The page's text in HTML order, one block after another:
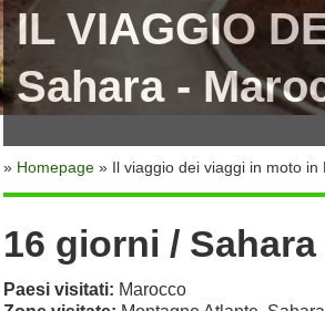
IL VIAGGIO
Sahara -
» Homepage» Il viaggio dei viaggi in
16 giorni /
Paesi visitati: Marocco